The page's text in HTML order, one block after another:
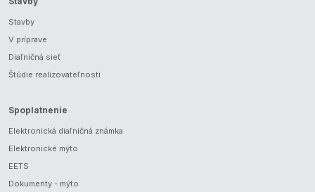
Stavby
V príprave
Diaľničná sieť
Štúdie realizovateľnosti
Spoplatnenie
Elektronická diaľničná známka
Elektronické mýto
EETS
Dokumenty - mýto